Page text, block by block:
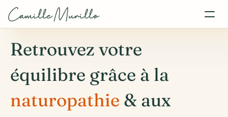
Retrouvez votre
naturopathie